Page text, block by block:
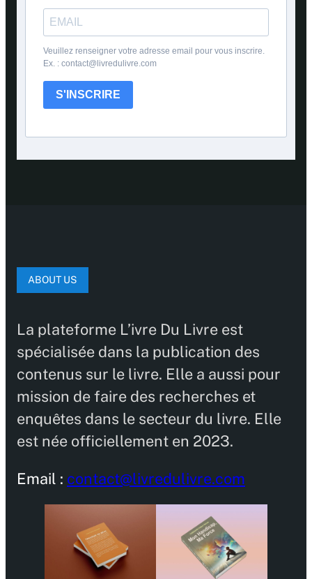
Veuillez renseigner votre adresse email pour vous inscrire.
Ex. : contact@livredulivre.com
S'INSCRIRE
ABOUT US
La plateforme L’ivre Du Livre est
spécialisée dans la publication des
contenus sur le livre. Elle a aussi pour
mission de faire des recherches et
enquêtes dans le secteur du livre. Elle
est née officiellement en 2023.
Email : contact@livredulivre.com